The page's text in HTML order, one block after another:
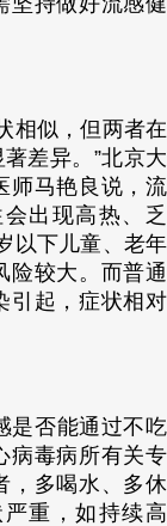
相似，但两者在
差异。”北京大
师马艳良说，流
出现高热、乏
以下儿童、老年
险较大。而普通
引起，症状相对
是否能通过不吃
病毒病所有关专
，多喝水、多休
重，如持续高